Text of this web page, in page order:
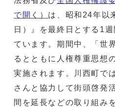
で開く） は、昭和24年以
日）』を最終日とする1
ています。期間中、「世
るとともに人権尊重思想
実施されます。川西町で
さんと協力して街頭啓発
間を延長などの取り組み